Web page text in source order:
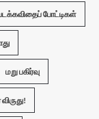
போட்டிகள்
மறு பகிர்வு